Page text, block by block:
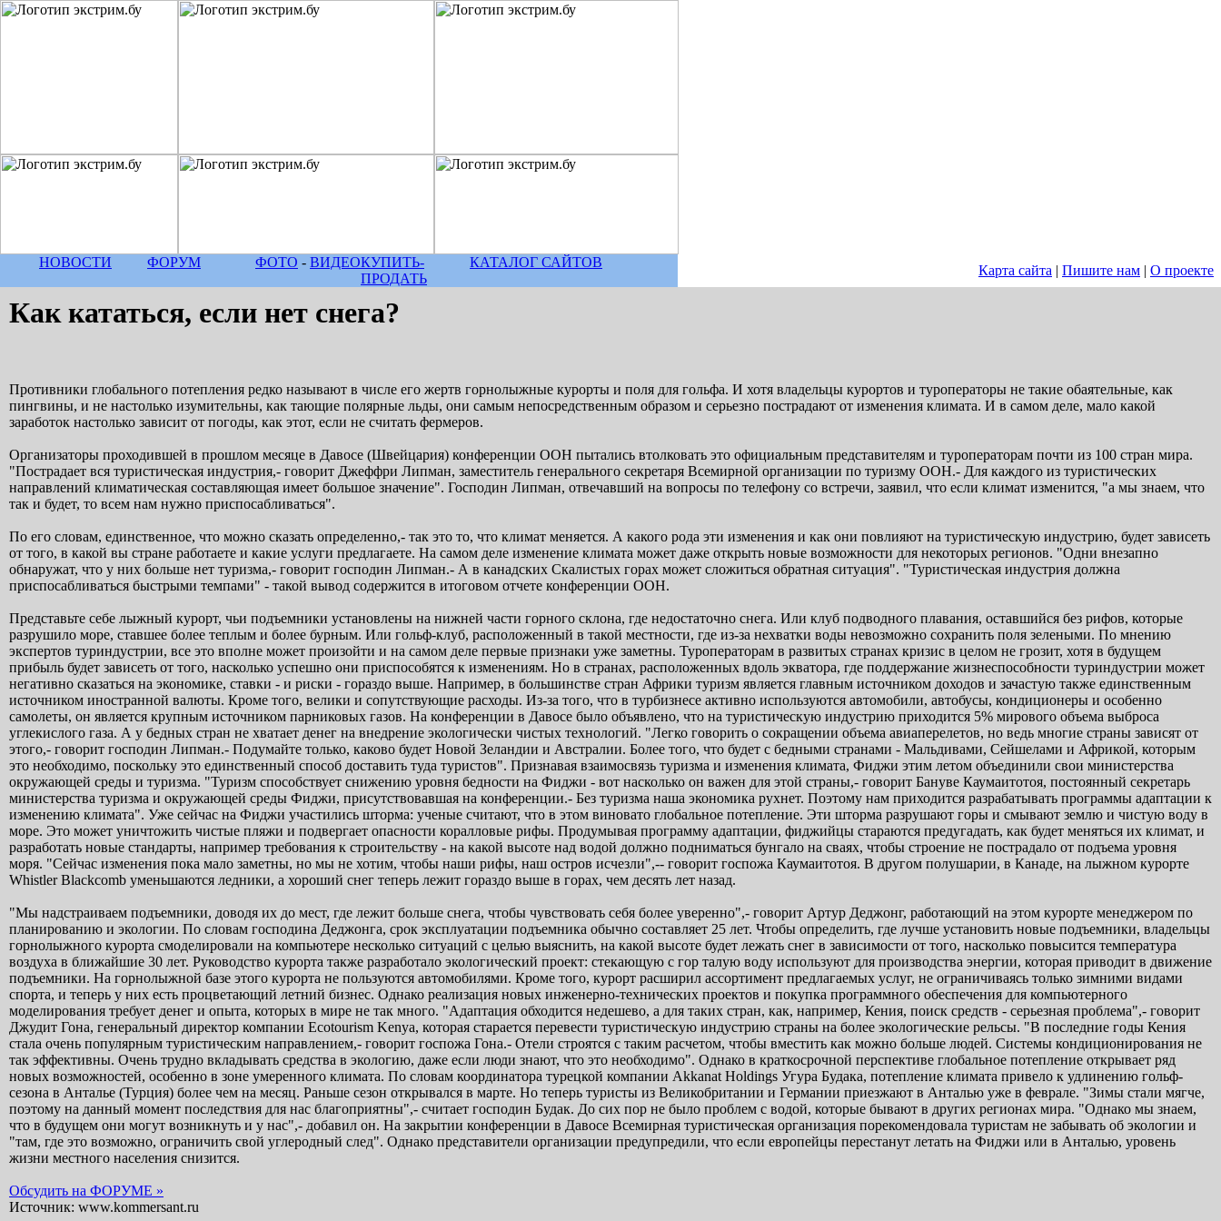
НОВОСТИ ФОРУМ ФОТО - ВИДЕОКУПИТЬ-
ПРОДАТЬ
КАТАЛОГ САЙТОВ
Карта сайта | Пишите нам | О проекте
Как кататься, если нет снега?
Противники глобального потепления редко называют в числе его жертв горнолыжные курорты и поля для гольфа. И хотя владельцы курортов и туроператоры не такие обаятельные, как
пингвины, и не настолько изумительны, как тающие полярные льды, они самым непосредственным образом и серьезно пострадают от изменения климата. И в самом деле, мало какой
заработок настолько зависит от погоды, как этот, если не считать фермеров.
Организаторы проходившей в прошлом месяце в Давосе (Швейцария) конференции ООН пытались втолковать это официальным представителям и туроператорам почти из 100 стран мира.
"Пострадает вся туристическая индустрия,- говорит Джеффри Липман, заместитель генерального секретаря Всемирной организации по туризму ООН.- Для каждого из туристических
направлений климатическая составляющая имеет большое значение". Господин Липман, отвечавший на вопросы по телефону со встречи, заявил, что если климат изменится, "а мы знаем, что
так и будет, то всем нам нужно приспосабливаться".
По его словам, единственное, что можно сказать определенно,- так это то, что климат меняется. А какого рода эти изменения и как они повлияют на туристическую индустрию, будет зависеть
от того, в какой вы стране работаете и какие услуги предлагаете. На самом деле изменение климата может даже открыть новые возможности для некоторых регионов. "Одни внезапно
обнаружат, что у них больше нет туризма,- говорит господин Липман.- А в канадских Скалистых горах может сложиться обратная ситуация". "Туристическая индустрия должна
приспосабливаться быстрыми темпами" - такой вывод содержится в итоговом отчете конференции ООН.
Представьте себе лыжный курорт, чьи подъемники установлены на нижней части горного склона, где недостаточно снега. Или клуб подводного плавания, оставшийся без рифов, которые
разрушило море, ставшее более теплым и более бурным. Или гольф-клуб, расположенный в такой местности, где из-за нехватки воды невозможно сохранить поля зелеными. По мнению
экспертов туриндустрии, все это вполне может произойти и на самом деле первые признаки уже заметны. Туроператорам в развитых странах кризис в целом не грозит, хотя в будущем
прибыль будет зависеть от того, насколько успешно они приспособятся к изменениям. Но в странах, расположенных вдоль экватора, где поддержание жизнеспособности туриндустрии может
негативно сказаться на экономике, ставки - и риски - гораздо выше. Например, в большинстве стран Африки туризм является главным источником доходов и зачастую также единственным
источником иностранной валюты. Кроме того, велики и сопутствующие расходы. Из-за того, что в турбизнесе активно используются автомобили, автобусы, кондиционеры и особенно
самолеты, он является крупным источником парниковых газов. На конференции в Давосе было объявлено, что на туристическую индустрию приходится 5% мирового объема выброса
углекислого газа. А у бедных стран не хватает денег на внедрение экологически чистых технологий. "Легко говорить о сокращении объема авиаперелетов, но ведь многие страны зависят от
этого,- говорит господин Липман.- Подумайте только, каково будет Новой Зеландии и Австралии. Более того, что будет с бедными странами - Мальдивами, Сейшелами и Африкой, которым
это необходимо, поскольку это единственный способ доставить туда туристов". Признавая взаимосвязь туризма и изменения климата, Фиджи этим летом объединили свои министерства
окружающей среды и туризма. "Туризм способствует снижению уровня бедности на Фиджи - вот насколько он важен для этой страны,- говорит Бануве Каумаитотоя, постоянный секретарь
министерства туризма и окружающей среды Фиджи, присутствовавшая на конференции.- Без туризма наша экономика рухнет. Поэтому нам приходится разрабатывать программы адаптации к
изменению климата". Уже сейчас на Фиджи участились шторма: ученые считают, что в этом виновато глобальное потепление. Эти шторма разрушают горы и смывают землю и чистую воду в
море. Это может уничтожить чистые пляжи и подвергает опасности коралловые рифы. Продумывая программу адаптации, фиджийцы стараются предугадать, как будет меняться их климат, и
разработать новые стандарты, например требования к строительству - на какой высоте над водой должно подниматься бунгало на сваях, чтобы строение не пострадало от подъема уровня
моря. "Сейчас изменения пока мало заметны, но мы не хотим, чтобы наши рифы, наш остров исчезли",-- говорит госпожа Каумаитотоя. В другом полушарии, в Канаде, на лыжном курорте
Whistler Blackcomb уменьшаются ледники, а хороший снег теперь лежит гораздо выше в горах, чем десять лет назад.
"Мы надстраиваем подъемники, доводя их до мест, где лежит больше снега, чтобы чувствовать себя более уверенно",- говорит Артур Деджонг, работающий на этом курорте менеджером по
планированию и экологии. По словам господина Деджонга, срок эксплуатации подъемника обычно составляет 25 лет. Чтобы определить, где лучше установить новые подъемники, владельцы
горнолыжного курорта смоделировали на компьютере несколько ситуаций с целью выяснить, на какой высоте будет лежать снег в зависимости от того, насколько повысится температура
воздуха в ближайшие 30 лет. Руководство курорта также разработало экологический проект: стекающую с гор талую воду используют для производства энергии, которая приводит в движение
подъемники. На горнолыжной базе этого курорта не пользуются автомобилями. Кроме того, курорт расширил ассортимент предлагаемых услуг, не ограничиваясь только зимними видами
спорта, и теперь у них есть процветающий летний бизнес. Однако реализация новых инженерно-технических проектов и покупка программного обеспечения для компьютерного
моделирования требует денег и опыта, которых в мире не так много. "Адаптация обходится недешево, а для таких стран, как, например, Кения, поиск средств - серьезная проблема",- говорит
Джудит Гона, генеральный директор компании Ecotourism Kenya, которая старается перевести туристическую индустрию страны на более экологические рельсы. "В последние годы Кения
стала очень популярным туристическим направлением,- говорит госпожа Гона.- Отели строятся с таким расчетом, чтобы вместить как можно больше людей. Системы кондиционирования не
так эффективны. Очень трудно вкладывать средства в экологию, даже если люди знают, что это необходимо". Однако в краткосрочной перспективе глобальное потепление открывает ряд
новых возможностей, особенно в зоне умеренного климата. По словам координатора турецкой компании Akkanat Holdings Угура Будака, потепление климата привело к удлинению гольф-
сезона в Анталье (Турция) более чем на месяц. Раньше сезон открывался в марте. Но теперь туристы из Великобритании и Германии приезжают в Анталью уже в феврале. "Зимы стали мягче,
поэтому на данный момент последствия для нас благоприятны",- считает господин Будак. До сих пор не было проблем с водой, которые бывают в других регионах мира. "Однако мы знаем,
что в будущем они могут возникнуть и у нас",- добавил он. На закрытии конференции в Давосе Всемирная туристическая организация порекомендовала туристам не забывать об экологии и
"там, где это возможно, ограничить свой углеродный след". Однако представители организации предупредили, что если европейцы перестанут летать на Фиджи или в Анталью, уровень
жизни местного населения снизится.
Обсудить на ФОРУМЕ »
Источник: www.kommersant.ru